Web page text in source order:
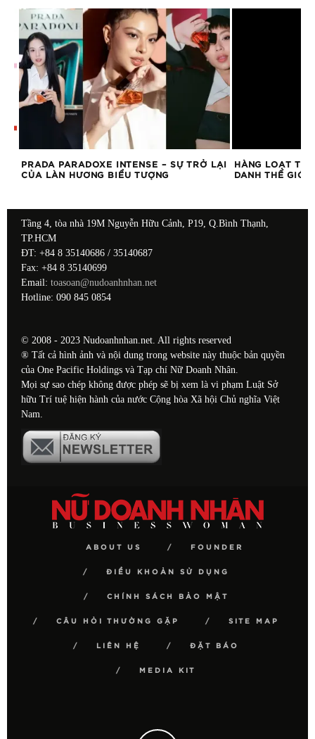
PRADA PARADOXE INTENSE – SỰ TRỞ LẠI
CỦA LÀN HƯƠNG BIỂU TƯỢNG
HÀNG LOẠT
DANH THẾ GIỚI
Tầng 4, tòa nhà 19M Nguyễn Hữu Cảnh, P19, Q.Bình Thạnh,
TP.HCM
ĐT: +84 8 35140686 / 35140687
Fax: +84 8 35140699
Email: toasoan@nudoanhnhan.net
Hotline: 090 845 0854
© 2008 - 2023 Nudoanhnhan.net. All rights reserved
® Tất cả hình ảnh và nội dung trong website này thuộc bản quyền
của One Pacific Holdings và Tạp chí Nữ Doanh Nhân.
Mọi sự sao chép không được phép sẽ bị xem là vi phạm Luật Sở
hữu Trí tuệ hiện hành của nước Cộng hòa Xã hội Chủ nghĩa Việt
Nam.
ABOUT US FOUNDER
ĐIỀU KHOẢN SỬ DỤNG
CHÍNH SÁCH BẢO MẬT
CÂU HỎI THƯỜNG GẶP SITE MAP
LIÊN HỆ ĐẶT BÁO
MEDIA KIT